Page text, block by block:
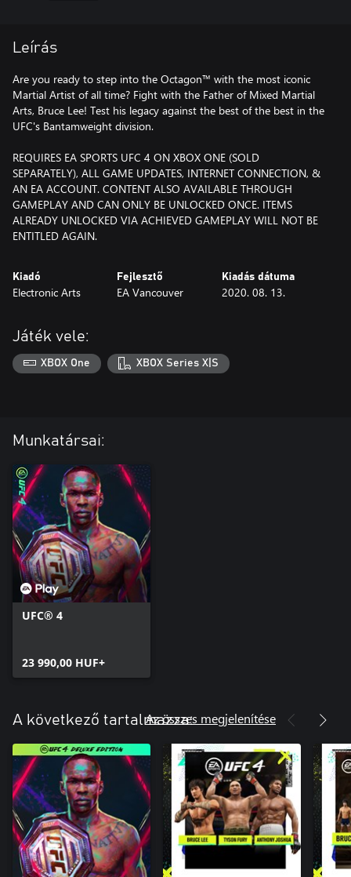
Leírás
Are you ready to step into the Octagon™ with the most iconic
Martial Artist of all time? Fight with the Father of Mixed Martial
Arts, Bruce Lee! Test his legacy against the best of the best in the
UFC's Bantamweight division.
REQUIRES EA SPORTS UFC 4 ON XBOX ONE (SOLD
SEPARATELY), ALL GAME UPDATES, INTERNET CONNECTION, &
AN EA ACCOUNT. CONTENT ALSO AVAILABLE THROUGH
GAMEPLAY AND CAN ONLY BE UNLOCKED ONCE. ITEMS
ALREADY UNLOCKED VIA ACHIEVED GAMEPLAY WILL NOT BE
ENTITLED AGAIN.
Kiadó
Electronic Arts
Fejlesztő
EA Vancouver
Kiadás dátuma
2020. 08. 13.
Játék vele:
XBOX One XBOX Series X|S
Munkatársai:
UFC® 4
23 990,00 HUF+
A következő tartalmazza:Az összes megjelenítése